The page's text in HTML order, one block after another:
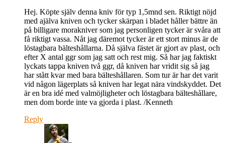
Hej. Köpte själv denna kniv för typ 1,5mnd sen. Riktigt nöjd
med ajälva kniven och tycker skärpan i bladet håller bättre än
på billigare morakniver som jag personligen tycker är svåra att
få riktigt vassa. Nåt jag däremot tycker är ett stort minus är de
löstagbara bälteshållarna. Då själva fästet är gjort av plast, och
efter X antal ggr som jag satt och rest mig. Så har jag faktiskt
lyckats tappa kniven två ggr, då kniven har vridit sig så jag
har stått kvar med bara bälteshållaren. Som tur är har det varit
vid någon lägerplats så kniven har legat nära vindskyddet. Det
är en bra idé med valmöjligheter och löstagbara bälteshållare,
men dom borde inte va gjorda i plast. /Kenneth
Reply